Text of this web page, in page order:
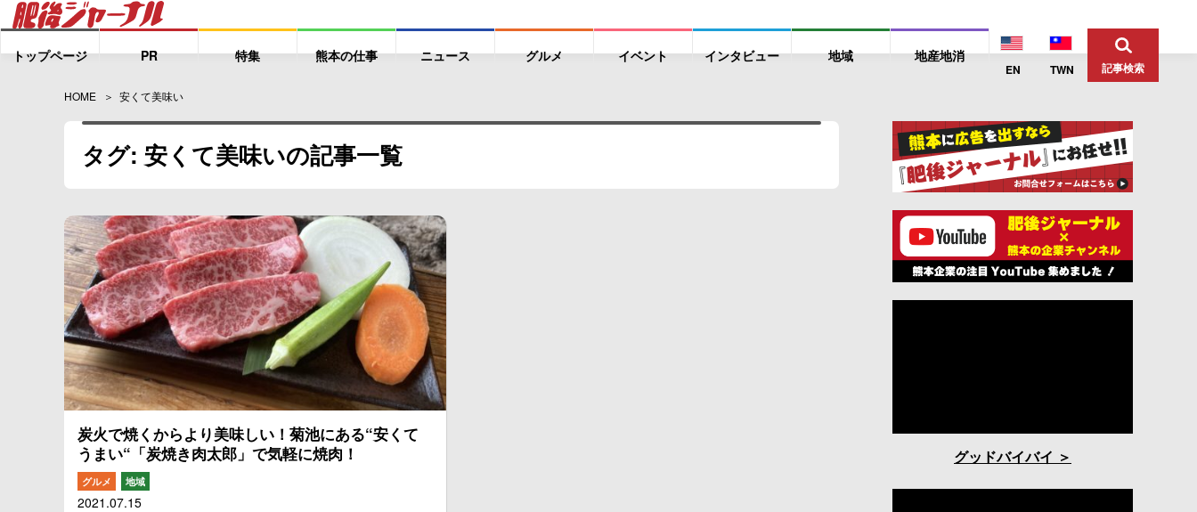
トップページ PR 特集 熊本の仕事 ニュース グルメ イベント インタビュー 地域 地産地消
EN TWN 記事検索
HOME 安くて美味い
タグ: 安くて美味いの記事一覧
炭火で焼くからより美味しい！菊池にある“安くて
うまい“「炭焼き肉太郎」で気軽に焼肉！
グルメ 地域
2021.07.15
グッドバイバイ